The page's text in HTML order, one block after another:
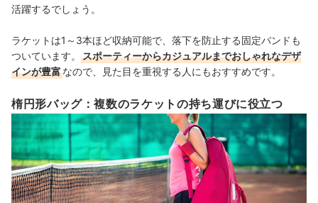
活躍するでしょう。
ラケットは1～3本ほど収納可能で、落下を防止する固定バンドも
ついています。
スポーティーからカジュアルまでおしゃれなデザ
インが豊富なので、見た目を重視する人にもおすすめです。
楕円形バッグ：複数のラケットの持ち運びに役立つ